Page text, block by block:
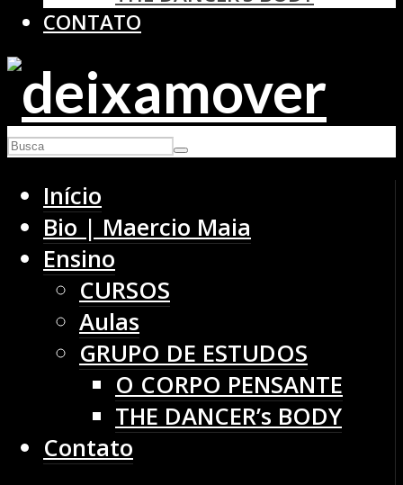
CONTATO
Início
Bio | Maercio Maia
Ensino
CURSOS
Aulas
GRUPO DE ESTUDOS
O CORPO PENSANTE
THE DANCER’s BODY
Contato